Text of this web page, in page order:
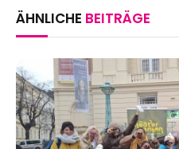
ÄHNLICHE BEITRÄGE